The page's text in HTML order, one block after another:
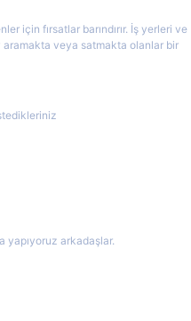
için fırsatlar barındırır. İş yerleri ve
aramakta veya satmakta olanlar bir
yapıyoruz arkadaşlar.